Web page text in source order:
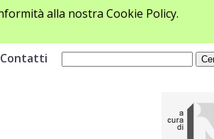
alla nostra Cookie Policy.
Contatti